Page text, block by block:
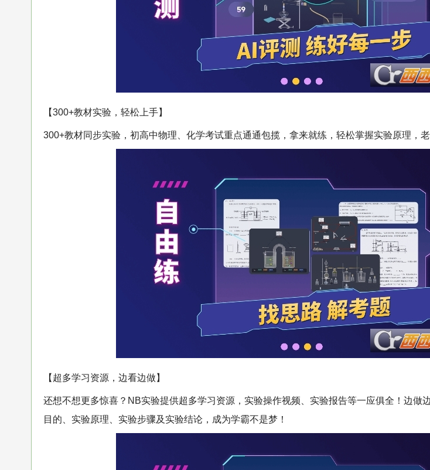
【300+教材实验，轻松上手】
300+教材同步实验，初高中物理、化学考试重点通通包揽，拿来就练，轻松掌握实验原理，
【超多学习资源，边看边做】
还想不想更多惊喜？NB实验提供超多学习资源，实验操作视频、实验报告等一应俱全！边做
目的、实验原理、实验步骤及实验结论，成为学霸不是梦！